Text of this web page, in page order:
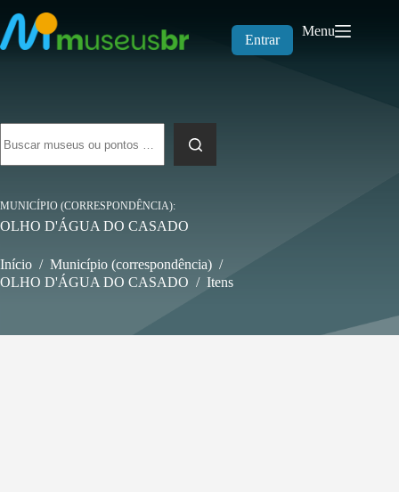
para
o
conteúdo
Entrar
Menu
resultados
MUNICÍPIO (CORRESPONDÊNCIA)
OLHO D'ÁGUA DO CASADO
Início / Município (correspondência) /
OLHO D'ÁGUA DO CASADO / Itens